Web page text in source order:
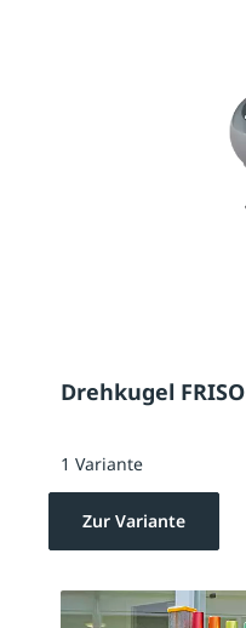
Drehkugel FRISO
1 Variante
Zur Variante